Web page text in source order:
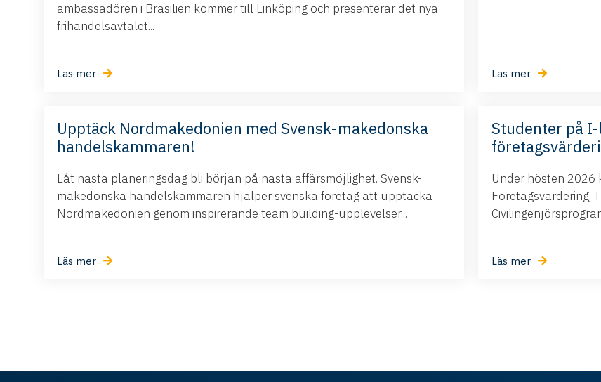
ambassadören i Brasilien kommer till Linköping och presenterar det nya
frihandelsavtalet...
Läs mer Läs mer
Upptäck Nordmakedonien med Svensk-makedonska
handelskammaren!
Låt nästa planeringsdag bli början på nästa affärsmöjlighet. Svensk-
makedonska handelskammaren hjälper svenska företag att upptäcka
Nordmakedonien genom inspirerande team building-upplevelser...
Läs mer
Studenter på
Under hösten
Företagsvärdering,
Läs mer